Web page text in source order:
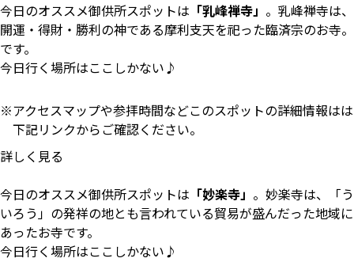
今日のオススメ御供所スポットは 「乳峰禅寺」 。乳峰禅寺は、
開運・得財・勝利の神である摩利支天を祀った臨済宗のお寺。
です。
今日行く場所はここしかない♪
アクセスマップや参拝時間などこのスポットの詳細情報はは
下記リンクからご確認ください。
詳しく見る
今日のオススメ御供所スポットは 「妙楽寺」 。妙楽寺は、「う
いろう」の発祥の地とも言われている貿易が盛んだった地域に
あったお寺です。
今日行く場所はここしかない♪